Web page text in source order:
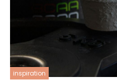
inspiration